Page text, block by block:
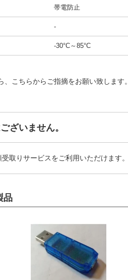
帯電防止
-
-30°C～85°C
こちらからご指摘をお願い致します。
ざいません。
取りサービスをご利用いただけます。
品